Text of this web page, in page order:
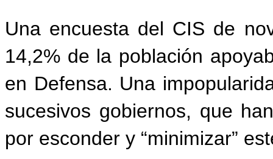
Una encuesta del CIS de
14,2% de la población
en Defensa. Una
sucesivos gobiernos, que
por esconder y “minimizar”